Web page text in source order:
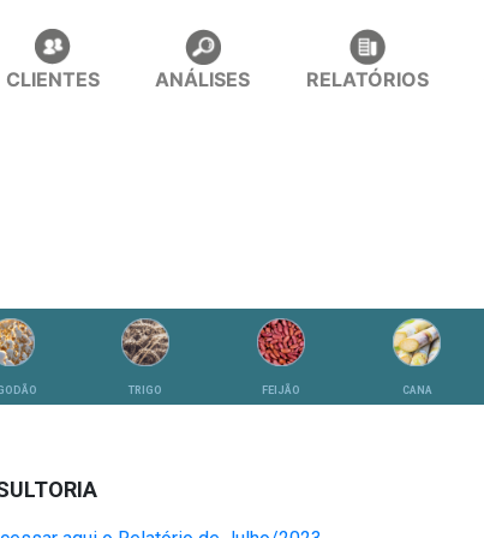
CLIENTES ANÁLISES RELATÓRIOS
TRIGO FEIJÃO CANA